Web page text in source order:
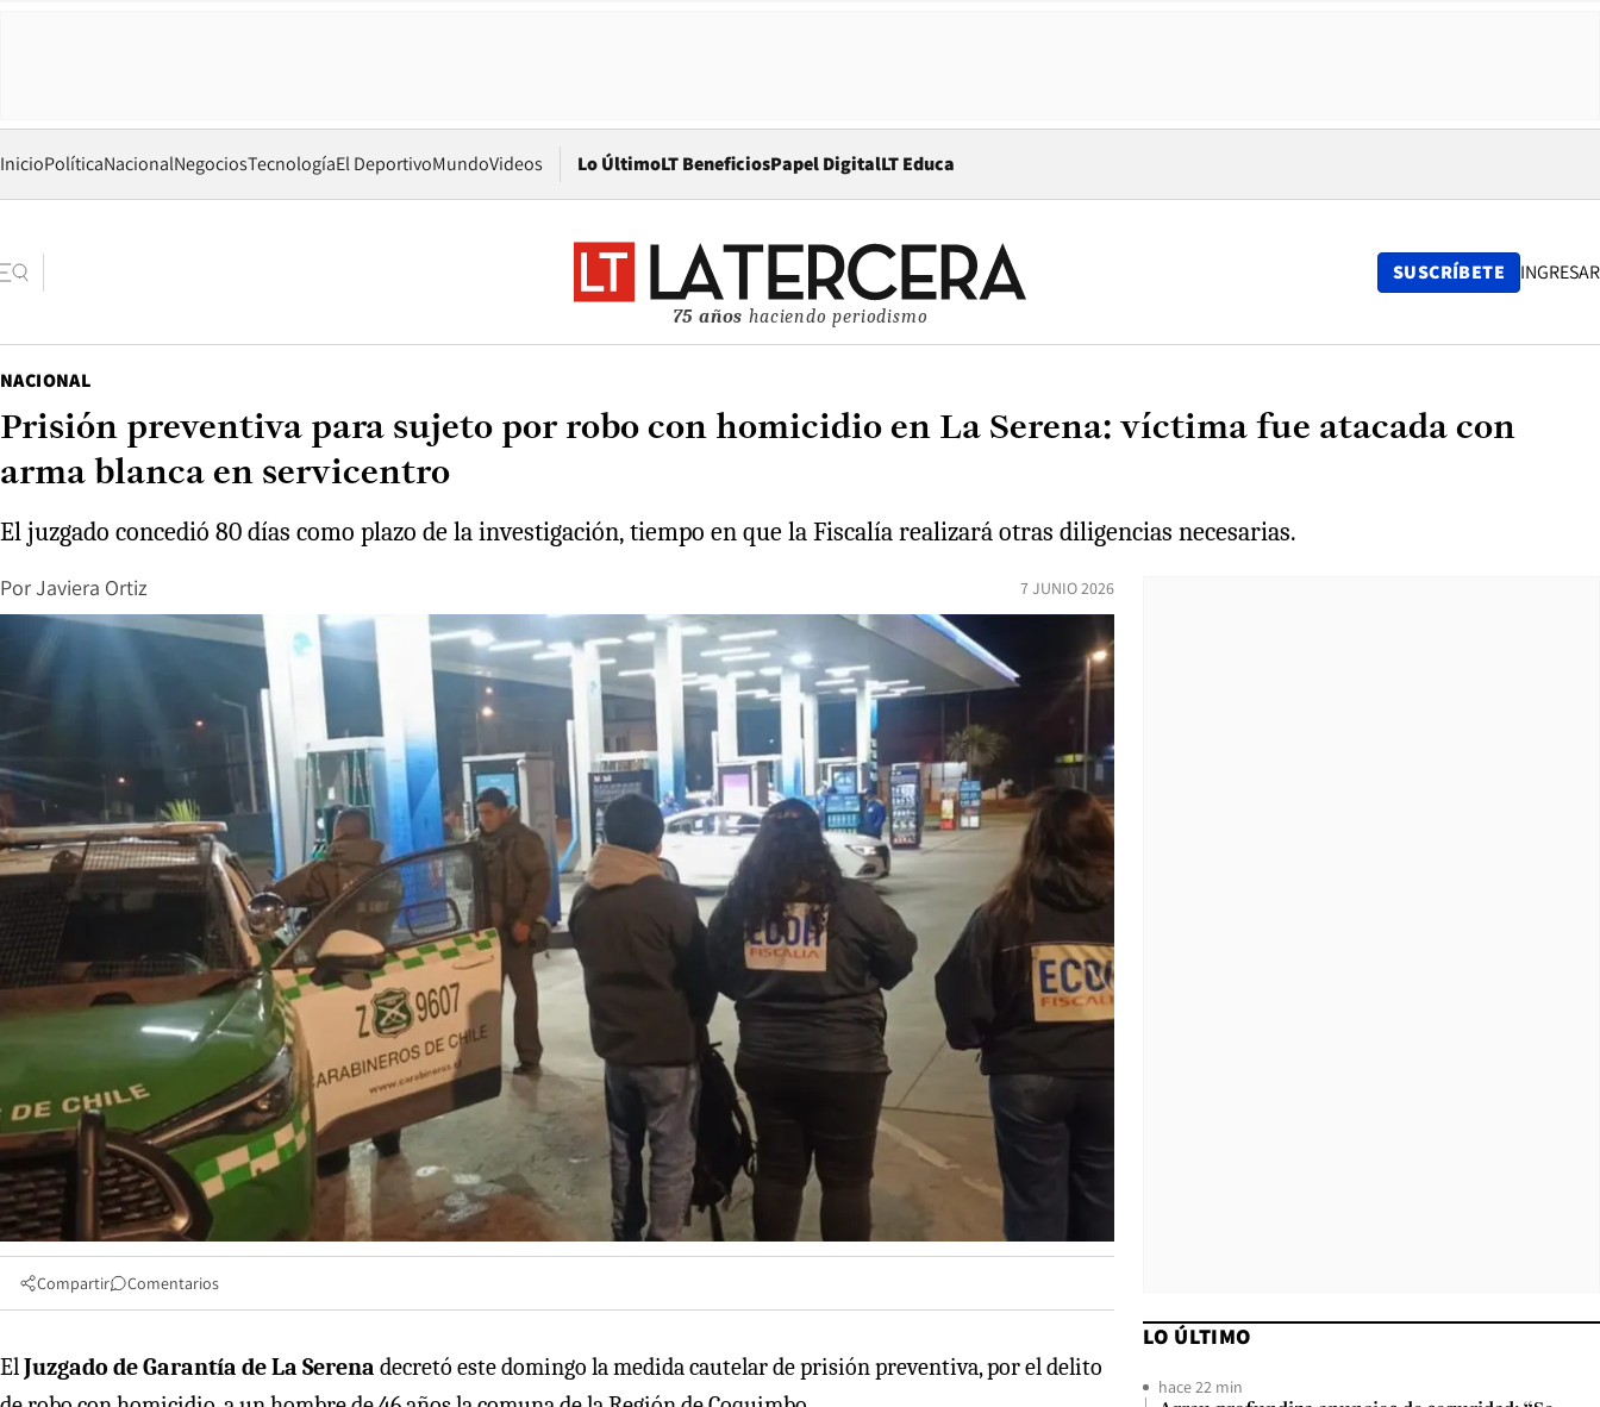
InicioPolíticaNacionalNegociosTecnologíaEl DeportivoMundoVideos Lo ÚltimoLT BeneficiosPapel DigitalOpens in new window
LT Educa
75 años haciendo periodismo
SUSCRÍBETE INGRESAR
NACIONAL
Prisión preventiva para sujeto por robo con homicidio en La Serena: víctima fue atacada con
arma blanca en servicentro
El juzgado concedió 80 días como plazo de la investigación, tiempo en que la Fiscalía realizará otras diligencias necesarias.
PorJaviera Ortiz 7 JUNIO 2026
Compartir Comentarios
ElJuzgado de Garantía de La Serena decretó este domingo la medida cautelar de prisión preventiva, por el delito
LO ÚLTIMO
hace 22 min